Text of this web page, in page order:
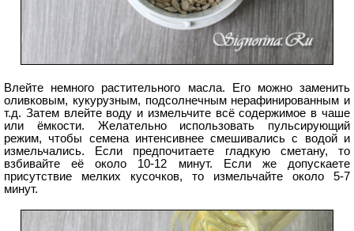
Влейте немного растительного масла. Его можно заменить
оливковым, кукурузным, подсолнечным нерафинированным и
т.д. Затем влейте воду и измельчите всё содержимое в чаше
или ёмкости. Желательно использовать пульсирующий
режим, чтобы семена интенсивнее смешивались с водой и
измельчались. Если предпочитаете гладкую сметану, то
взбивайте её около 10-12 минут. Если же допускаете
присутствие мелких кусочков, то измельчайте около 5-7
минут.